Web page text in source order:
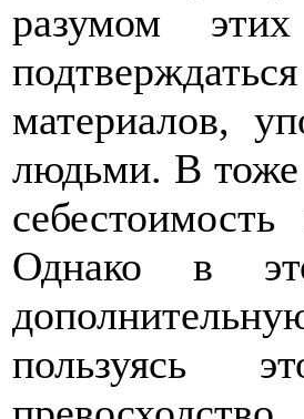
разумом
материалов,
людьми. В тоже
Однако в
пользуясь